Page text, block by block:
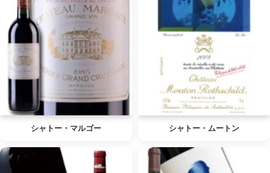
シャトー・マルゴー シャトー・ムートン